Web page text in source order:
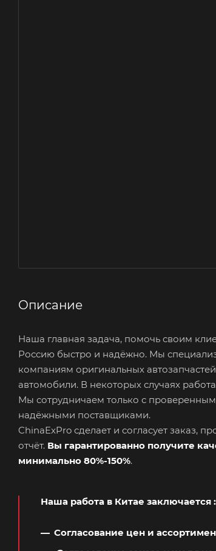
Описание
Наша главная задача, помочь своим
Россию быстро и надёжно. Мы
компаниям оригинальных
автомобили. В некоторых случаях
Мы сотрудничаем только с
надёжными поставщиками.
ChinaExPro сделает и согласует заказ,
отчёт. Вы гарантированно получите
минимально 80%-150%.
Наша работа в Китае заключается :
Согласование цен и